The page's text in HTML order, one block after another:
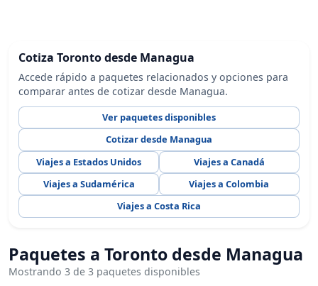
Cotiza Toronto desde Managua
Accede rápido a paquetes relacionados y opciones para
comparar antes de cotizar desde Managua.
Ver paquetes disponibles
Cotizar desde Managua
Viajes a Estados Unidos
Viajes a Canadá
Viajes a Sudamérica
Viajes a Colombia
Viajes a Costa Rica
Paquetes a Toronto desde Managua
Mostrando 3 de 3 paquetes disponibles